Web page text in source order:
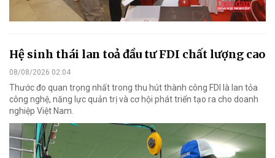
Hệ sinh thái lan toả đầu tư FDI chất lượng cao
08/08/2026 02:04
Thước đo quan trọng nhất trong thu hút thành công FDI là lan tỏa
công nghệ, năng lực quản trị và cơ hội phát triển tạo ra cho doanh
nghiệp Việt Nam.